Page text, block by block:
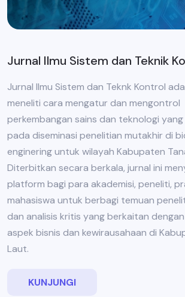
Jurnal Ilmu Sistem dan Teknik
Jurnal Ilmu Sistem dan Teknk Kontrol
meneliti cara mengatur dan mengontrol
perkembangan sains dan teknologi
pada diseminasi penelitian mutakhir di
enginering untuk wilayah Kabupaten
Diterbitkan secara berkala, jurnal ini
platform bagi para akademisi, peneliti,
mahasiswa untuk berbagi temuan
dan analisis kritis yang berkaitan
aspek bisnis dan kewirausahaan di
Laut.
KUNJUNGI